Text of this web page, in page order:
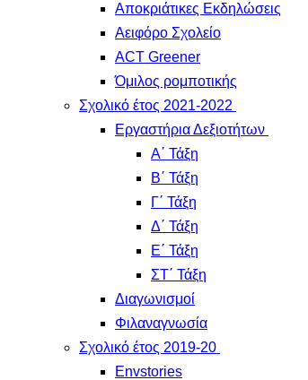
Αποκριάτικες Εκδηλώσεις
Αειφόρο Σχολείο
ACT Greener
Όμιλος ρομποτικής
Σχολικό έτος 2021-2022
Εργαστήρια Δεξιοτήτων
Α΄ Τάξη
Β΄ Τάξη
Γ΄ Τάξη
Δ΄ Τάξη
Ε΄ Τάξη
ΣΤ΄ Τάξη
Διαγωνισμοί
Φιλαναγνωσία
Σχολικό έτος 2019-20
Envstories